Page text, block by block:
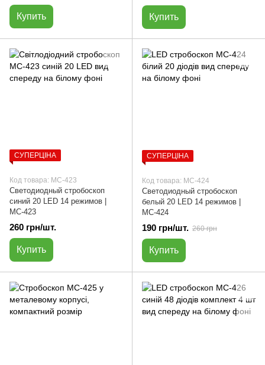
Купить Купить
СУПЕРЦІНА
Код товара: МС-423
Светодиодный стробоскоп
синий 20 LED 14 режимов |
МС-423
260 грн/шт.
Купить
СУПЕРЦІНА
Код товара: МС-424
Светодиодный стробоскоп
белый 20 LED 14 режимов |
МС-424
190 грн/шт. 260 грн
Купить